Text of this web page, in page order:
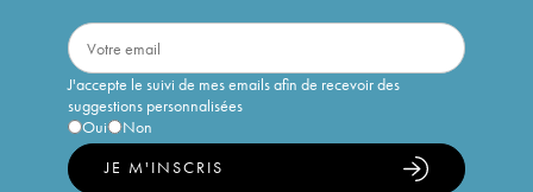
J'accepte le suivi de mes emails afin de recevoir des
suggestions personnalisées
Oui
Non
JE M'INSCRIS